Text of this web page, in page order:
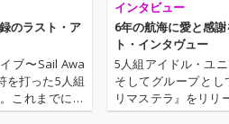
のラスト・ア
ブ〜Sail Awa
を打った5人組
これまでに生
アルバム『Nev
インタビュー
6年の航海に愛と感
ト・インタヴュー
5人組アイドル・ユ
そしてグループと
リマステラ』をリリ
BLITZ赤坂にて行わ